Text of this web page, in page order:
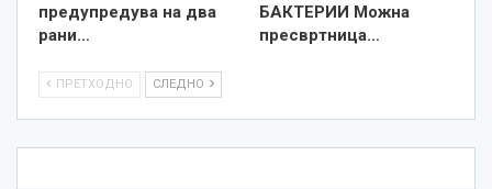
предупредува на два
рани…
БАКТЕРИИ Можна
пресвртница…
ПРЕТХОДНО СЛЕДНО